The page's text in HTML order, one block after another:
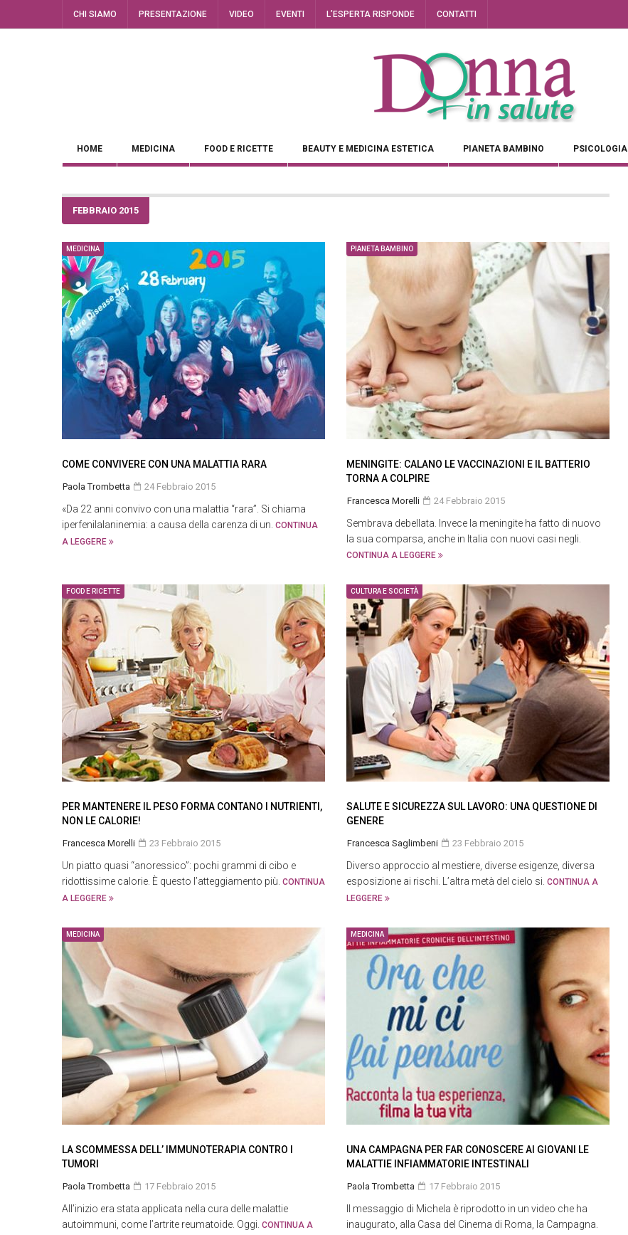
CHI SIAMO PRESENTAZIONE VIDEO EVENTI L’ESPERTA RISPONDE CONTATTI
HOME MEDICINA FOOD E RICETTE BEAUTY E MEDICINA ESTETICA PIANETA BAMBINO PSICOLOGIA
FEBBRAIO 2015
MEDICINA
COME CONVIVERE CON UNA MALATTIA RARA
Paola Trombetta 24 Febbraio 2015
«Da 22 anni convivo con una malattia “rara”. Si chiama
iperfenilalaninemia: a causa della carenza di un. CONTINUA
A LEGGERE
PIANETA BAMBINO
MENINGITE: CALANO LE VACCINAZIONI E IL BATTERIO
TORNA A COLPIRE
Francesca Morelli 24 Febbraio 2015
Sembrava debellata. Invece la meningite ha fatto di nuovo
la sua comparsa, anche in Italia con nuovi casi negli.
CONTINUA A LEGGERE
FOOD E RICETTE
PER MANTENERE IL PESO FORMA CONTANO I NUTRIENTI,
NON LE CALORIE!
Francesca Morelli 23 Febbraio 2015
Un piatto quasi “anoressico”: pochi grammi di cibo e
ridottissime calorie. È questo l’atteggiamento più. CONTINUA
A LEGGERE
CULTURA E SOCIETÀ
SALUTE E SICUREZZA SUL LAVORO: UNA QUESTIONE DI
GENERE
Francesca Saglimbeni 23 Febbraio 2015
Diverso approccio al mestiere, diverse esigenze, diversa
esposizione ai rischi. L’altra metà del cielo si. CONTINUA A
LEGGERE
MEDICINA
LA SCOMMESSA DELL’ IMMUNOTERAPIA CONTRO I
TUMORI
Paola Trombetta 17 Febbraio 2015
All’inizio era stata applicata nella cura delle malattie
autoimmuni, come l’artrite reumatoide. Oggi. CONTINUA A
MEDICINA
UNA CAMPAGNA PER FAR CONOSCERE AI GIOVANI LE
MALATTIE INFIAMMATORIE INTESTINALI
Paola Trombetta 17 Febbraio 2015
Il messaggio di Michela è riprodotto in un video che ha
inaugurato, alla Casa del Cinema di Roma, la Campagna.